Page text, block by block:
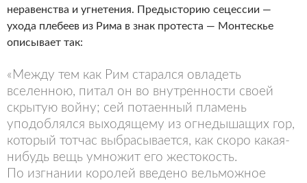
неравенства и угнетения. Предысторию сецессии —
ухода плебеев из Рима в знак протеста — Монтескье
описывает так:
«Между тем как Рим старался овладеть
вселенною, питал он во внутренности своей
скрытую войну; сей потаенный пламень
уподоблялся выходящему из огнедышащих гор,
который тотчас выбрасывается, как скоро какая-
нибудь вещь умножит его жестокость.
По изгнании королей введено вельможное